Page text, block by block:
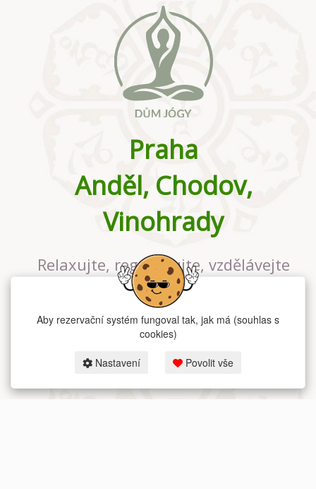
Praha
Anděl, Chodov,
Vinohrady
Relaxujte, regenerujte, vzdělávejte
se v největším jógovém studiu v
Praze
Aby rezervační systém fungoval tak, jak má (souhlas s
cookies)
Nastavení Povolit vše